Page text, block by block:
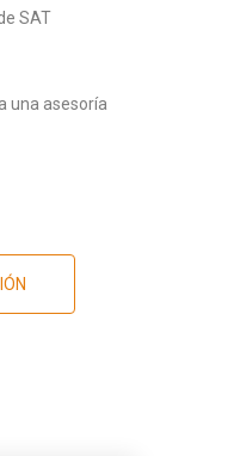
SAT
una asesoría